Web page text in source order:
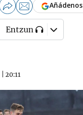
20:11
Entzun